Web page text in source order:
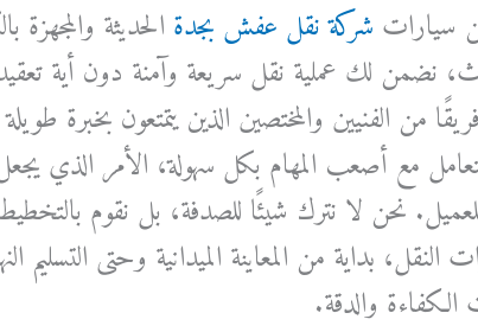
سيارات شركة نقل عفش بجدة الحديثة والمجهزة
نضمن لك عملية نقل سريعة وآمنة دون أية
من الفنيين والمختصين الذين يتمتعون بخبرة
مع أصعب المهام بكل سهولة، الأمر الذي
نحن لا نترك شيئًا للصدفة، بل نقوم
بداية من المعاينة الميدانية وحتى التسليم
والدقة.